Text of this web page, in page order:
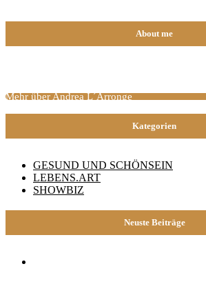
About me
Mehr über Andrea L´Arronge
Kategorien
GESUND UND SCHÖNSEIN
LEBENS.ART
SHOWBIZ
Neuste Beiträge